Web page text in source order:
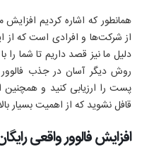
همانطور که اشاره کردیم افزایش
از شرکت‌ها و افرادی است که از
دلیل ما نیز قصد داریم تا شما
روش دیگر آسان در جذب
پست را ارزیابی کنید و
قافل نشوید که از اهمیت بسیار
افزایش فالوور واقعی